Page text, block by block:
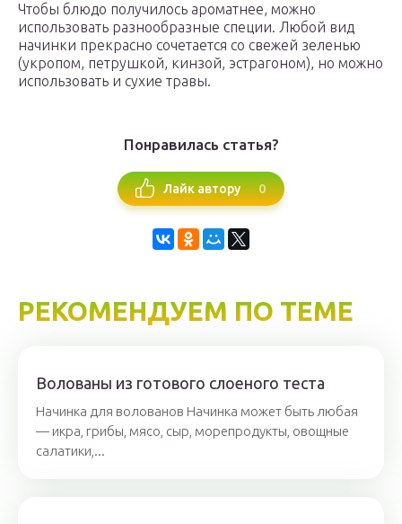
Чтобы блюдо получилось ароматнее, можно
использовать разнообразные специи. Любой вид
начинки прекрасно сочетается со свежей зеленью
(укропом, петрушкой, кинзой, эстрагоном), но можно
использовать и сухие травы.
Понравилась статья?
Лайк автору 0
РЕКОМЕНДУЕМ ПО ТЕМЕ
Волованы из готового слоеного теста
Начинка для волованов Начинка может быть любая
— икра, грибы, мясо, сыр, морепродукты, овощные
салатики,...